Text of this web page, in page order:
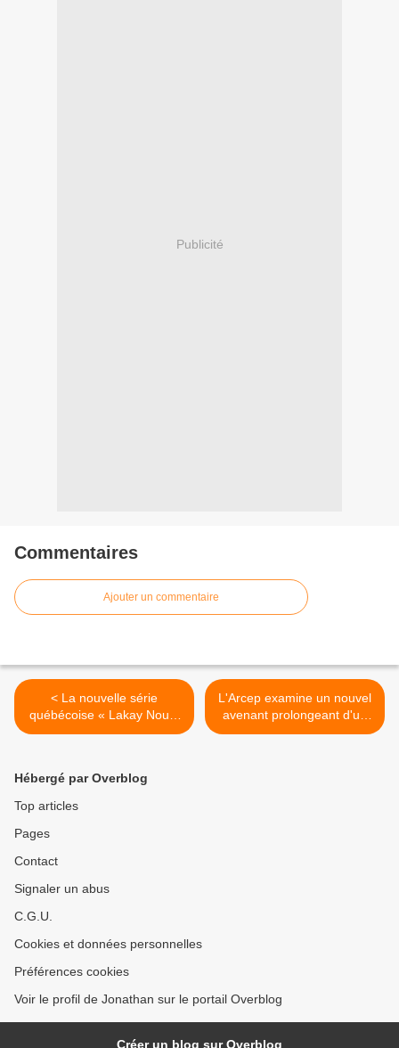
Publicité
Commentaires
Ajouter un commentaire
< La nouvelle série
québécoise « Lakay Nou »
(La 1ère) suit un couple
L'Arcep examine un nouvel
avenant prolongeant d'un
an l'accord d'itinérance
Hébergé par Overblog
Top articles
Pages
Contact
Signaler un abus
C.G.U.
Cookies et données personnelles
Préférences cookies
Voir le profil de Jonathan sur le portail Overblog
Créer un blog sur Overblog